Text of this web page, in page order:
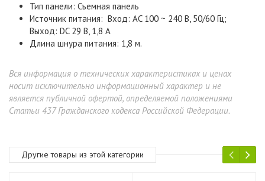
Тип панели: Съемная панель
Источник питания: Вход: AC 100 ~ 240 В, 50/60 Гц;
Выход: DC 29 В, 1,8 А
Длина шнура питания: 1,8 м.
Вся информация о технических характеристиках и ценах
носит исключительно информационный характер и не
является публичной офертой, определяемой положениями
Статьи 437 Гражданского кодекса Российской Федерации.
Другие товары из этой категории